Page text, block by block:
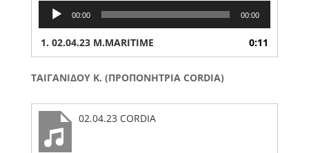
Audio
Player
00:00 00:00
1. 02.04.23 M.MARITIME 0:11
ΤΑΙΓΑΝΙΔΟΥ Κ. (ΠΡΟΠΟΝΗΤΡΙΑ CORDIA)
02.04.23 CORDIA